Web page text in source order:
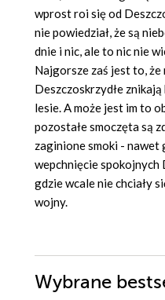
wprost roi się od
nie powiedział, że są
dnie i nic, ale to nic nie
Najgorsze zaś jest to, że
Deszczoskrzydłe
lesie. A może jest im to
pozostałe smoczęta są
zaginione smoki - nawet
wepchnięcie spokojnych
gdzie wcale nie chciały
wojny.
Wybrane